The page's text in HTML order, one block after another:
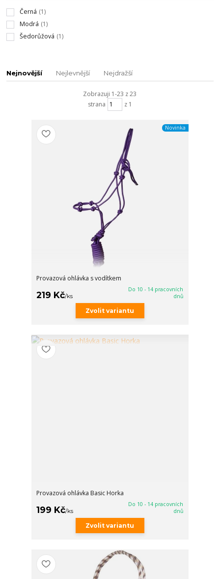
Černá (1)
Modrá (1)
Šedorůžová (1)
Nejnovější Nejlevnější Nejdražší
Zobrazuji 1-23 z 23
strana
z 1
Novinka
Provazová ohlávka s vodítkem
219 Kč/ks
Do 10 - 14 pracovních
dnů
Zvolit variantu
Provazová ohlávka Basic Horka
199 Kč/ks
Do 10 - 14 pracovních
dnů
Zvolit variantu